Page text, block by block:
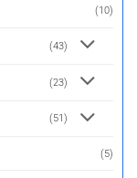
(10)
(43)
(23)
(51)
(5)